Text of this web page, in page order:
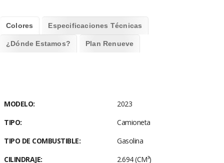
Colores Especificaciones Técnicas
¿Dónde Estamos? Plan Renueve
Motor
Empty tab. Edit page to add content here.
MODELO:
2023
TIPO:
Camioneta
TIPO DE COMBUSTIBLE:
Gasolina
CILINDRAJE:
2.694 (CM³)